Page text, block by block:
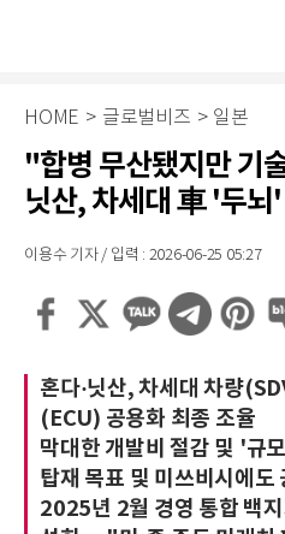
HOME > 글로벌비즈 > 일본
"합병 무산됐지만 기
닛산, 차세대 車 '두뇌
이용수 기자 / 입력 : 2026-06-25 05:27
혼다·닛산, 차세대 차량
(ECU) 공용화 최종 조율
막대한 개발비 절감 및 '규
탑재 목표 및 미쓰비시에도
2025년 2월 경영 통합 백